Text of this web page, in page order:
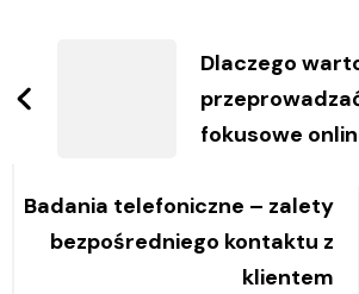
Dlaczego
fokusowe
Badania telefoniczne – zalety
bezpośredniego kontaktu z
klientem